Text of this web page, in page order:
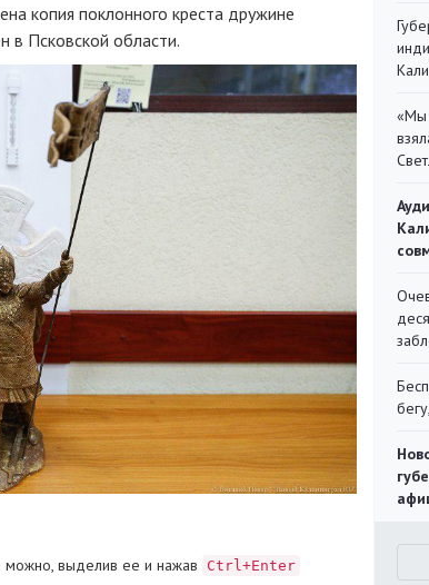
копия поклонного креста дружине
в Псковской области.
выделив ее и нажав Ctrl+Enter
«Мы